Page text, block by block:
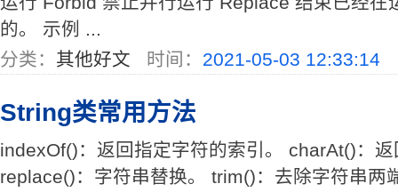
的。 示例 ...
分类： 其他好文 时间： 2021-05-03 12:33:14
String类常用方法
indexOf()：返回指定字符的索引。 charAt()：
replace()：字符串替换。 trim()：去除字符串两